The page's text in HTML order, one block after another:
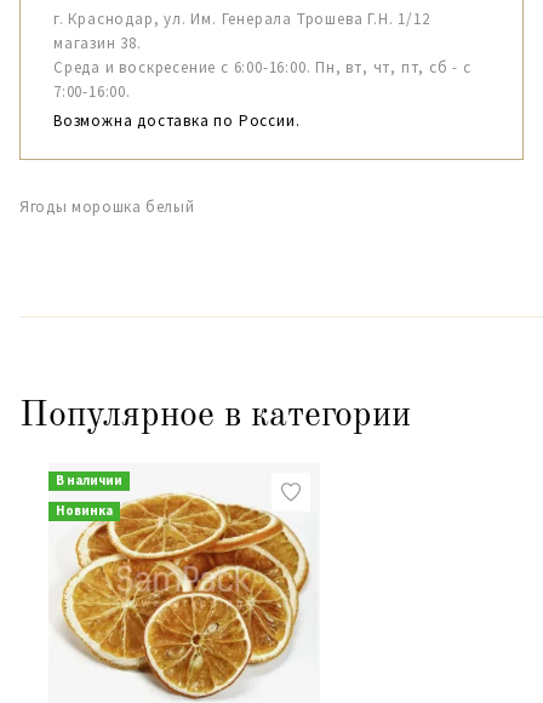
г. Краснодар, ул. Им. Генерала Трошева Г.Н. 1/12
магазин 38.
Среда и воскресение с 6:00-16:00. Пн, вт, чт, пт, сб - с
7:00-16:00.
Возможна доставка по России.
Ягоды морошка белый
Популярное в категории
В наличии
Новинка